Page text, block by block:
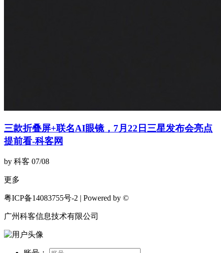
三款折叠屏+联名AI眼镜，7月22日三星发布会亮点
提前看-科客网
by 科客 07/08
更多
粤ICP备14083755号-2 | Powered by ©
广州科客信息技术有限公司